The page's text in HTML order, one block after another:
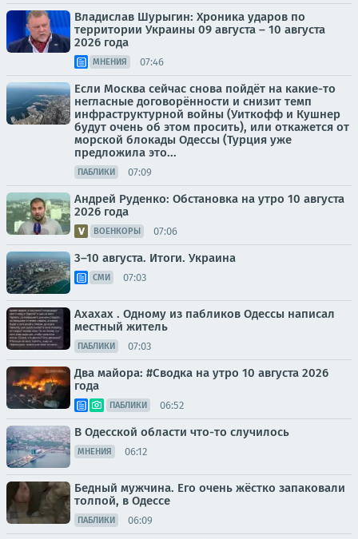
Владислав Шурыгин: Хроника ударов по
территории Украины 09 августа – 10 августа
2026 года
МНЕНИЯ 07:46
Если Москва сейчас снова пойдёт на какие-то
негласные договорённости и снизит темп
инфраструктурной войны (Уиткофф и Кушнер
будут очень об этом просить), или откажется от
морской блокады Одессы (Турция уже
предложила это...
ПАБЛИКИ 07:09
Андрей Руденко: Обстановка на утро 10 августа
2026 года
ВОЕНКОРЫ 07:06
3–10 августа. Итоги. Украина
СМИ 07:03
Ахахах . Одному из пабликов Одессы написал
местный житель
ПАБЛИКИ 07:03
Два майора: #Сводка на утро 10 августа 2026
года
ПАБЛИКИ 06:52
В Одесской области что-то случилось
МНЕНИЯ 06:12
Бедный мужчина. Его очень жёстко запаковали
толпой, в Одессе
ПАБЛИКИ 06:09